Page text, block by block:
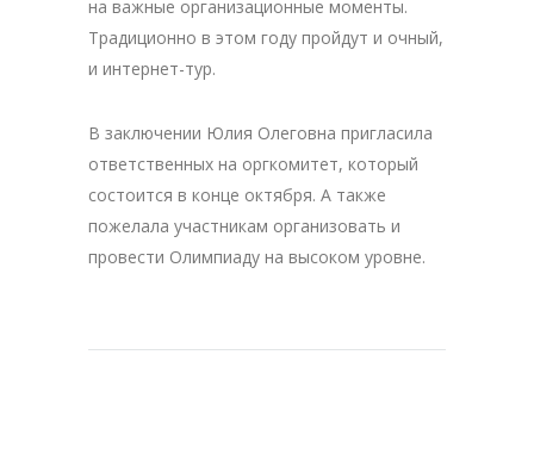
на важные организационные моменты.
Традиционно в этом году пройдут и очный,
и интернет-тур.
В заключении Юлия Олеговна пригласила
ответственных на оргкомитет, который
состоится в конце октября. А также
пожелала участникам организовать и
провести Олимпиаду на высоком уровне.